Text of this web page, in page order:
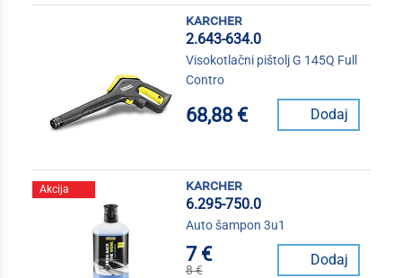
karcher
2.643-634.0
Visokotlačni pištolj G 145Q Full
Contro
68,88 € Dodaj
Akcija
karcher
6.295-750.0
Auto šampon 3u1
7 €
8 €
Dodaj